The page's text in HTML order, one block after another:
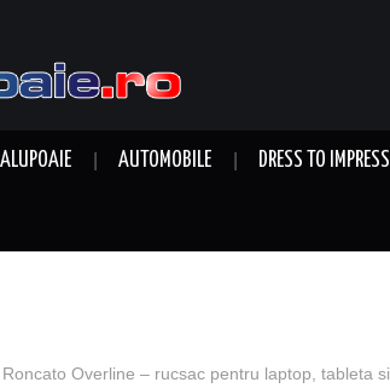
AUTOMOBILE DRESS TO IMPRESS
Roncato Overline – rucsac pentru laptop, tableta si